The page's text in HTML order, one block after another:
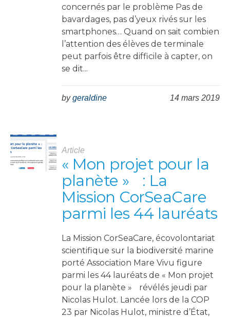
concernés par le problème Pas de
bavardages, pas d’yeux rivés sur les
smartphones… Quand on sait combien
l’attention des élèves de terminale
peut parfois être difficile à capter, on
se dit...
14 mars 2019
bygeraldine
Article
« Mon projet pour la
planète » : La
Mission CorSeaCare
parmi les 44 lauréats
La Mission CorSeaCare, écovolontariat
scientifique sur la biodiversité marine
porté Association Mare Vivu figure
parmi les 44 lauréats de « Mon projet
pour la planète » révélés jeudi par
Nicolas Hulot. Lancée lors de la COP
23 par Nicolas Hulot, ministre d’État,